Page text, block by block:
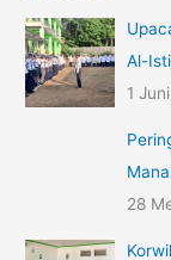
Al-
1
28